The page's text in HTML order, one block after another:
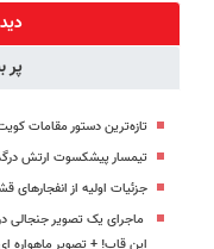
امشب)
گیاهی45%تخفیف
پر
تازه‌ترین دستور مقامات
تیمسار پیشکسوت ارتش
جزئیات اولیه از انفجارهای
ماجرای یک تصویر جنجالی
این قاب! + تصویر ماهواره ای ۵۱ سال